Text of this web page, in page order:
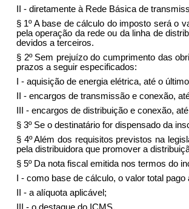
- diretamente à Rede Básica de
§ 1ºA base de cálculo do imposto será o
pela operação da rede ou da linha de
devidos a terceiros.
§ 2ºSem prejuízo do cumprimento das
prazos a seguir especificados:
- aquisição de energia elétrica, até o
- encargos de transmissão e conexão,
- encargos de distribuição e conexão,
§ 3º Se o destinatário for dispensado da
§ 4ºAlém dos requisitos previstos na
pela distribuidora que promover a
§ 5º Da nota fiscal emitida nos termos do
- como base de cálculo, o valor total
- a alíquota aplicável;